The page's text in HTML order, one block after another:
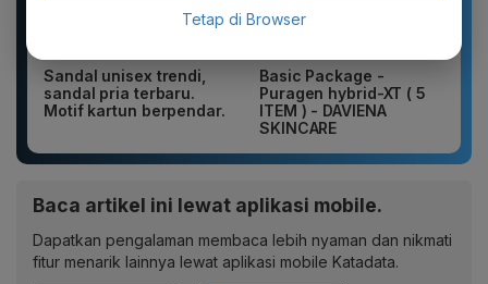
Sandal unisex trendi,
sandal pria terbaru.
Motif kartun berpendar.
Basic Package -
Puragen hybrid-XT ( 5
ITEM ) - DAVIENA
SKINCARE
Baca artikel ini lewat aplikasi mobile.
Dapatkan pengalaman membaca lebih nyaman dan nikmati
fitur menarik lainnya lewat aplikasi mobile Katadata.
Tetap di Browser